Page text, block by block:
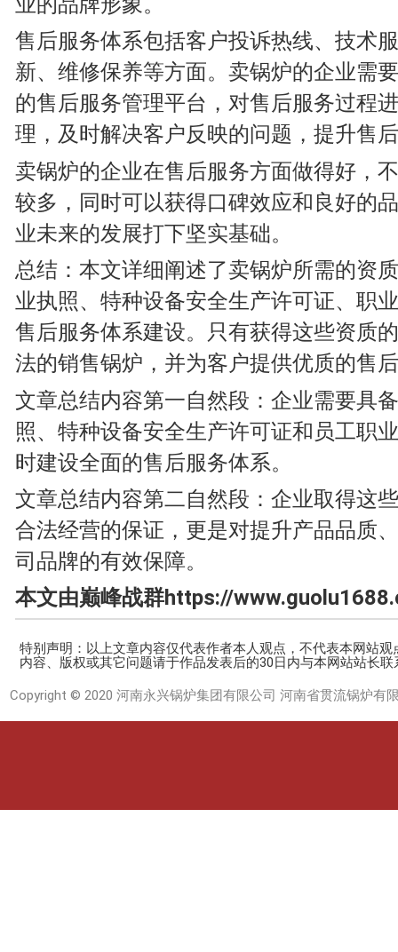
售后服务体系包括客户投诉热线、技术
新、维修保养等方面。卖锅炉的企业需
的售后服务管理平台，对售后服务过程
理，及时解决客户反映的问题，提升售
卖锅炉的企业在售后服务方面做得好，
较多，同时可以获得口碑效应和良好的
业未来的发展打下坚实基础。
总结：本文详细阐述了卖锅炉所需的资
业执照、特种设备安全生产许可证、职
售后服务体系建设。只有获得这些资质
法的销售锅炉，并为客户提供优质的售
文章总结内容第一自然段：企业需要具
照、特种设备安全生产许可证和员工职
时建设全面的售后服务体系。
文章总结内容第二自然段：企业取得这
合法经营的保证，更是对提升产品品质
司品牌的有效保障。
本文由巅峰战群https://
特别声明：以上文章内容仅代表作者本人观点，不代表本网站
内容、版权或其它问题请于作品发表后的30日内与本网站站长联
Copyright © 2020 河南永兴锅炉集团有限公司 河南省贯流锅炉有